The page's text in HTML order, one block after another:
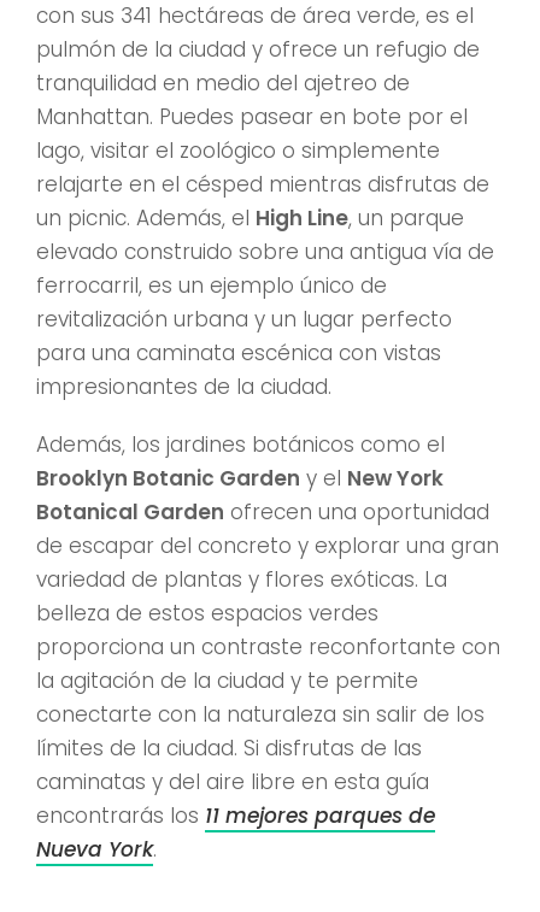
con sus 341 hectáreas de área verde, es el
pulmón de la ciudad y ofrece un refugio de
tranquilidad en medio del ajetreo de
Manhattan. Puedes pasear en bote por el
lago, visitar el zoológico o simplemente
relajarte en el césped mientras disfrutas de
un picnic. Además, el High Line, un parque
elevado construido sobre una antigua vía de
ferrocarril, es un ejemplo único de
revitalización urbana y un lugar perfecto
para una caminata escénica con vistas
impresionantes de la ciudad.
Además, los jardines botánicos como el
Brooklyn Botanic Garden y el New York
Botanical Garden ofrecen una oportunidad
de escapar del concreto y explorar una gran
variedad de plantas y flores exóticas. La
belleza de estos espacios verdes
proporciona un contraste reconfortante con
la agitación de la ciudad y te permite
conectarte con la naturaleza sin salir de los
límites de la ciudad. Si disfrutas de las
caminatas y del aire libre en esta guía
encontrarás los 11 mejores parques de
Nueva York.